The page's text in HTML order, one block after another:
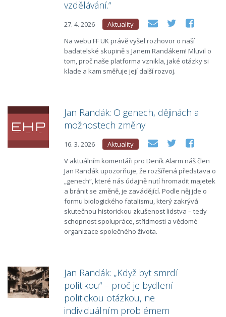
vzdělávání.“
27. 4. 2026
Aktuality
Na webu FF UK právě vyšel rozhovor o naší
badatelské skupině s Janem Randákem! Mluvil o
tom, proč naše platforma vznikla, jaké otázky si
klade a kam směřuje její další rozvoj.
Jan Randák: O genech, dějinách a
možnostech změny
16. 3. 2026
Aktuality
V aktuálním komentáři pro Deník Alarm náš člen
Jan Randák upozorňuje, že rozšířená představa o
„genech“, které nás údajně nutí hromadit majetek
a bránit se změně, je zavádějící. Podle něj jde o
formu biologického fatalismu, který zakrývá
skutečnou historickou zkušenost lidstva – tedy
schopnost spolupráce, střídmosti a vědomé
organizace společného života.
Jan Randák: „Když byt smrdí
politikou“ – proč je bydlení
politickou otázkou, ne
individuálním problémem